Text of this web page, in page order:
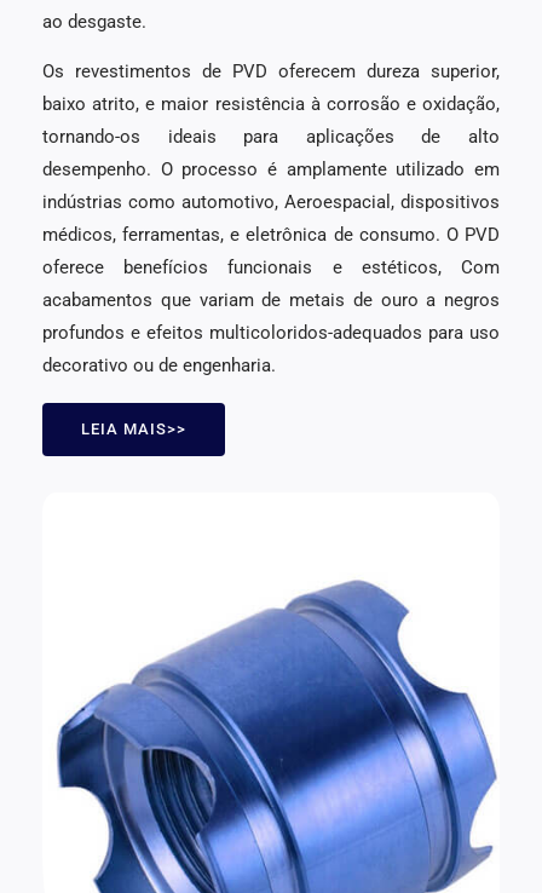
ao desgaste.
Os revestimentos de PVD oferecem dureza superior,
baixo atrito, e maior resistência à corrosão e oxidação,
tornando-os ideais para aplicações de alto
desempenho. O processo é amplamente utilizado em
indústrias como automotivo, Aeroespacial, dispositivos
médicos, ferramentas, e eletrônica de consumo. O PVD
oferece benefícios funcionais e estéticos, Com
acabamentos que variam de metais de ouro a negros
profundos e efeitos multicoloridos-adequados para uso
decorativo ou de engenharia.
LEIA MAIS>>